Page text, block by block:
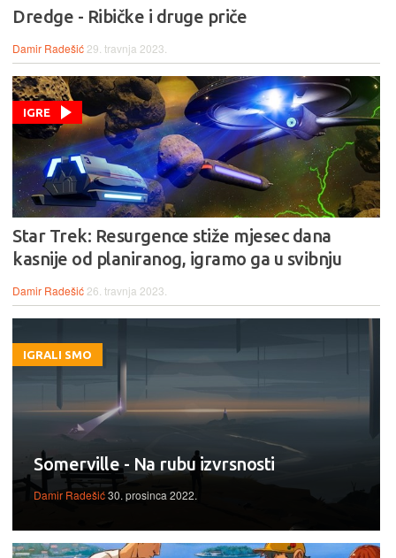
Dredge - Ribičke i druge priče
Damir Radešić 29. travnja 2023.
IGRE
Star Trek: Resurgence stiže mjesec dana
kasnije od planiranog, igramo ga u svibnju
Damir Radešić 26. travnja 2023.
IGRALI SMO
Somerville - Na rubu izvrsnosti
Damir Radešić30. prosinca 2022.